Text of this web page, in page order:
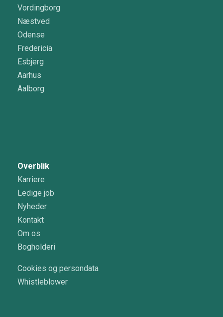
Vordingborg
Næstved
Odense
Fredericia
Esbjerg
Aarhus
Aalborg
Overblik
Karriere
Ledige job
Nyheder
Kontakt
Om os
Bogholderi
Cookies og persondata
Whistleblower